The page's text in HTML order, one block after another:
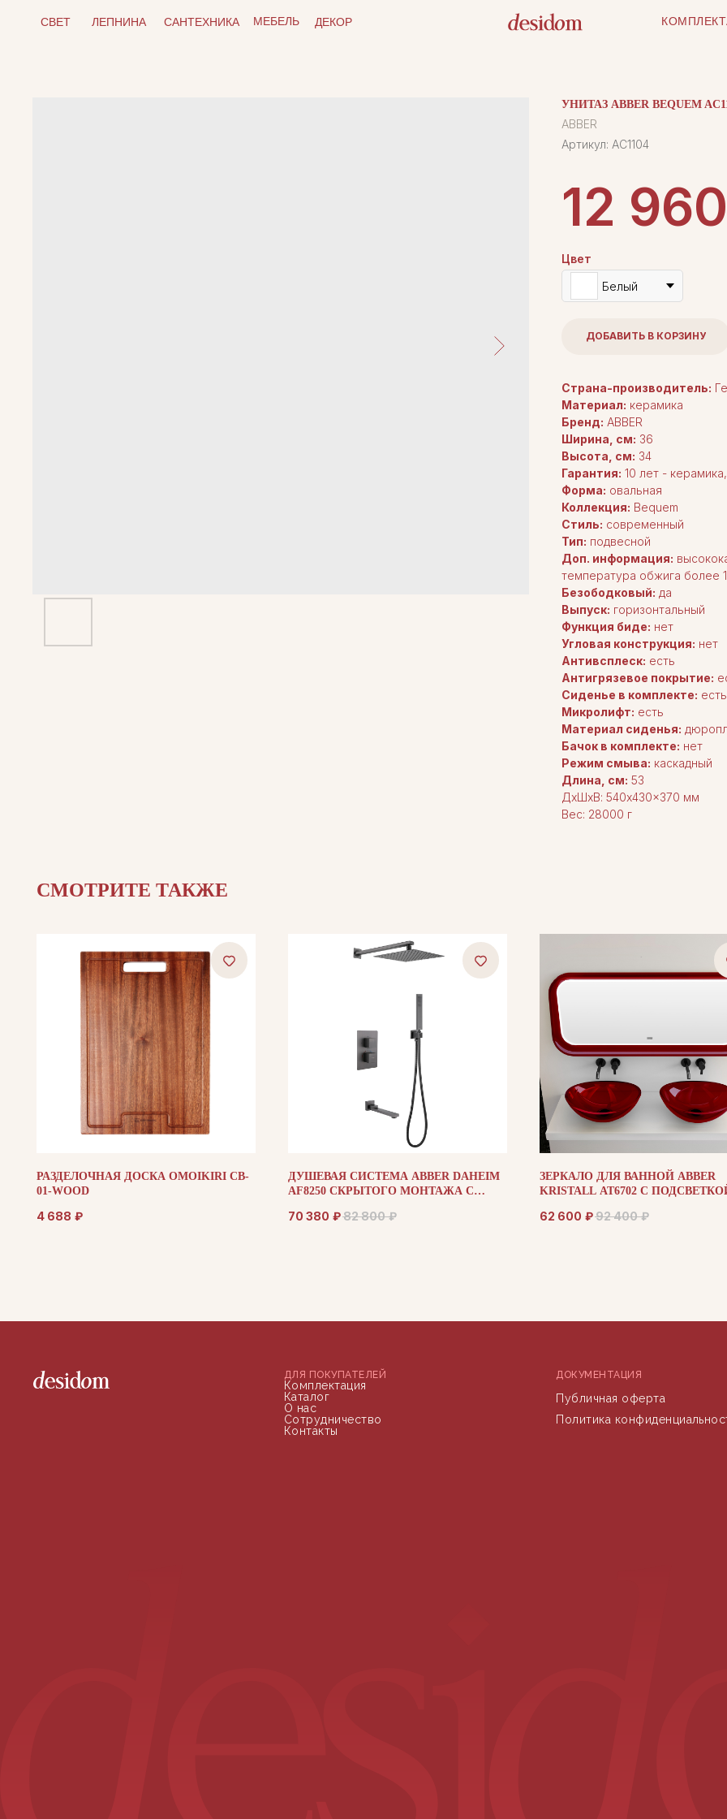
САНТЕХНИКА
ЛЕПНИНА ДЕКОР
СВЕТ МЕБЕЛЬ
УНИТАЗ ABBER BEQUEM
ABBER
Артикул: AC1104
12 960
Цвет
Белый
ДОБАВИТЬ В КОРЗИНУ
Страна-производитель:
Материал: керамика
Бренд: ABBER
Ширина, см: 36
Высота, см: 34
Гарантия: 10 лет -
Форма: овальная
Коллекция: Bequem
Стиль: современный
Тип: подвесной
Доп. информация:
температура обжига более
Безободковый: да
Выпуск: горизонтальный
Функция биде: нет
Угловая конструкция: нет
Антивсплеск: есть
Антигрязевое покрытие:
Сиденье в комплекте: есть
Микролифт: есть
Материал сиденья:
Бачок в комплекте: нет
Режим смыва: каскадный
Длина, см: 53
ДxШxВ: 540x430x370 мм
Вес: 28000 г
СМОТРИТЕ ТАКЖЕ
РАЗДЕЛОЧНАЯ ДОСКА OMOIKIRI CB-
01-WOOD
4 688 ₽
ДУШЕВАЯ СИСТЕМА ABBER DAHEIM
AF8250 СКРЫТОГО МОНТАЖА С
70 380 ₽82 800 ₽
ЗЕРКАЛО ДЛЯ ВАННОЙ ABBER
KRISTALL AT6702 С
62 600 ₽92 400 ₽
ДОКУМЕНТАЦИЯ
Публичная оферта
Политика
ДЛЯ ПОКУПАТЕЛЕЙ
Комплектация
Каталог
О нас
Сотрудничество
Контакты